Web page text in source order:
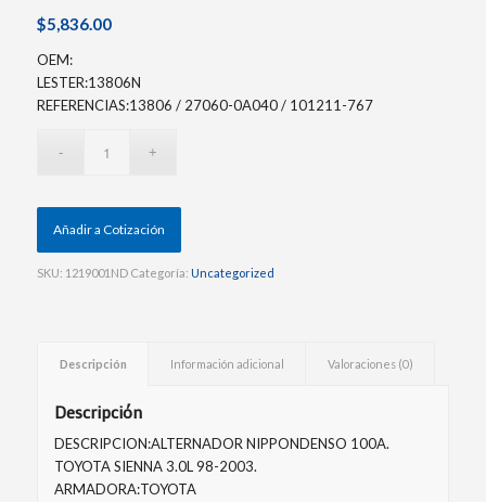
$5,836.00
OEM:
LESTER:13806N
REFERENCIAS:13806 / 27060-0A040 / 101211-767
Añadir a Cotización
SKU: 1219001ND Categoría: Uncategorized
Descripción Información adicional Valoraciones (0)
Descripción
DESCRIPCION:ALTERNADOR NIPPONDENSO 100A.
TOYOTA SIENNA 3.0L 98-2003.
ARMADORA:TOYOTA